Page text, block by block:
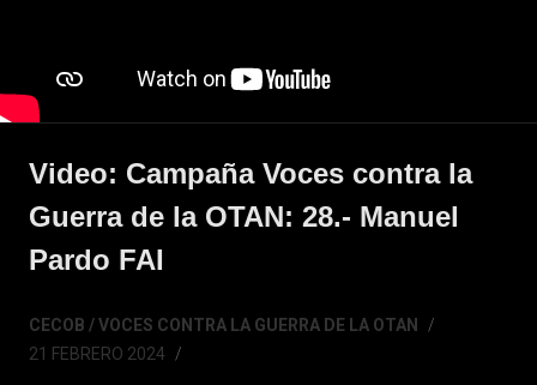
Video: Campaña Voces contra la
Guerra de la OTAN: 28.- Manuel
Pardo FAI
CECOB / VOCES CONTRA LA GUERRA DE LA OTAN
21 FEBRERO 2024